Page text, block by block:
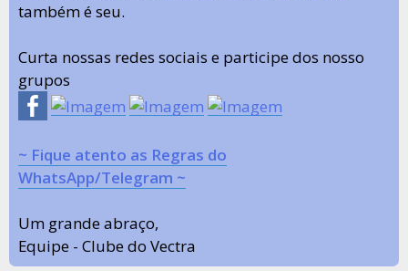
também é seu.
Curta nossas redes sociais e participe dos nosso
grupos
~ Fique atento as Regras do
WhatsApp/Telegram ~
Um grande abraço,
Equipe - Clube do Vectra